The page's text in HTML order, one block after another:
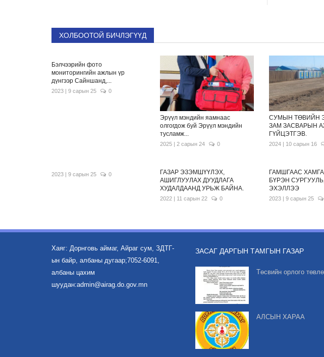
ХОЛБООТОЙ БИЧЛЭГҮҮД
Бэлчээрийн фото
мониторингийн ажлын үр
дүнгээр Сайншанд,...
2023 | 9 сарын 25 0
Эрүүл мэндийн яамнаас
олгогдож буй Эрүүл мэндийн
тусламж...
2025 | 2 сарын 24 0
СУМЫН ТӨВИЙН
ЗАМ ЗАСВАРЫН
ГҮЙЦЭТГЭВ.
2024 | 10 сарын 16
2023 | 9 сарын 25 0
ГАЗАР ЭЗЭМШҮҮЛЭХ,
АШИГЛУУЛАХ ДУУДЛАГА
ХУДАЛДААНД УРЬЖ БАЙНА.
2022 | 11 сарын 22 0
ГАМШГААС
БҮРЭН
ЭХЭЛЛЭЭ
2023 | 9 сарын 25
Хаяг: Дорнговь аймаг, Айраг сум, ЗДТГ-
ын байр, албаны дугаар;7052-6091,
албаны цахим
шуудан:admin@airag.do.gov.mn
ЗАСАГ ДАРГЫН ТАМГЫН ГАЗАР
Төсвийн орлого
АЛСЫН ХАРАА